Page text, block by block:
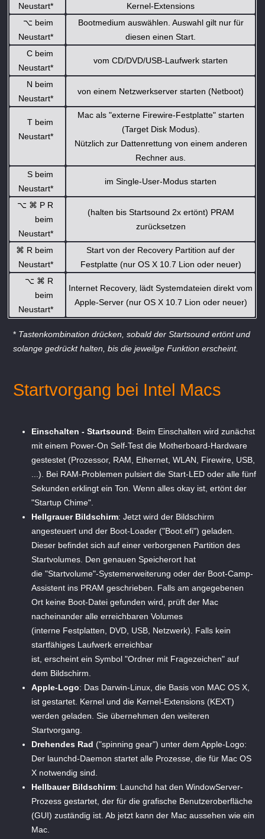
Neustart*
Kernel-Extensions
⌥ beim
Neustart*
Bootmedium auswählen. Auswahl gilt nur für
diesen einen Start.
C beim
Neustart*
vom CD/DVD/USB-Laufwerk starten
N beim
Neustart*
von einem Netzwerkserver starten (Netboot)
T beim
Neustart*
Mac als "externe Firewire-Festplatte" starten
(Target Disk Modus).
Nützlich zur Dattenrettung von einem anderen
Rechner aus.
S beim
Neustart*
im Single-User-Modus starten
⌥ ⌘ P R
beim
Neustart*
(halten bis Startsound 2x ertönt) PRAM
zurücksetzen
⌘ R beim
Neustart*
Start von der Recovery Partition auf der
Festplatte (nur OS X 10.7 Lion oder neuer)
⌥ ⌘ R
beim
Neustart*
Internet Recovery, lädt Systemdateien direkt vom
Apple-Server (nur OS X 10.7 Lion oder neuer)
* Tastenkombination drücken, sobald der Startsound ertönt und
solange gedrückt halten, bis die jeweilge Funktion erscheint.
Startvorgang bei Intel Macs
Einschalten - Startsound: Beim Einschalten wird zunächst
mit einem Power-On Self-Test die Motherboard-Hardware
gestestet (Prozessor, RAM, Ethernet, WLAN, Firewire, USB,
...). Bei RAM-Problemen pulsiert die Start-LED oder alle fünf
Sekunden erklingt ein Ton. Wenn alles okay ist, ertönt der
"Startup Chime".
Hellgrauer Bildschirm: Jetzt wird der Bildschirm
angesteuert und der Boot-Loader ("Boot.efi") geladen.
Dieser befindet sich auf einer verborgenen Partition des
Startvolumes. Den genauen Speicherort hat
die "Startvolume"-Systemerweiterung oder der Boot-Camp-
Assistent ins PRAM geschrieben. Falls am angegebenen
Ort keine Boot-Datei gefunden wird, prüft der Mac
nacheinander alle erreichbaren Volumes
(interne Festplatten, DVD, USB, Netzwerk). Falls kein
startfähiges Laufwerk erreichbar
ist, erscheint ein Symbol "Ordner mit Fragezeichen" auf
dem Bildschirm.
Apple-Logo: Das Darwin-Linux, die Basis von MAC OS X,
ist gestartet. Kernel und die Kernel-Extensions (KEXT)
werden geladen. Sie übernehmen den weiteren
Startvorgang.
Drehendes Rad ("spinning gear") unter dem Apple-Logo:
Der launchd-Daemon startet alle Prozesse, die für Mac OS
X notwendig sind.
Hellbauer Bildschirm: Launchd hat den WindowServer-
Prozess gestartet, der für die grafische Benutzeroberfläche
(GUI) zuständig ist. Ab jetzt kann der Mac aussehen wie ein
Mac.